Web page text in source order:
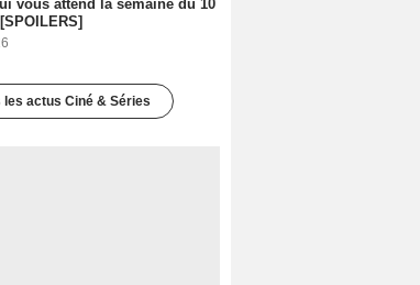
vous attend la semaine du 10
les actus Ciné & Séries